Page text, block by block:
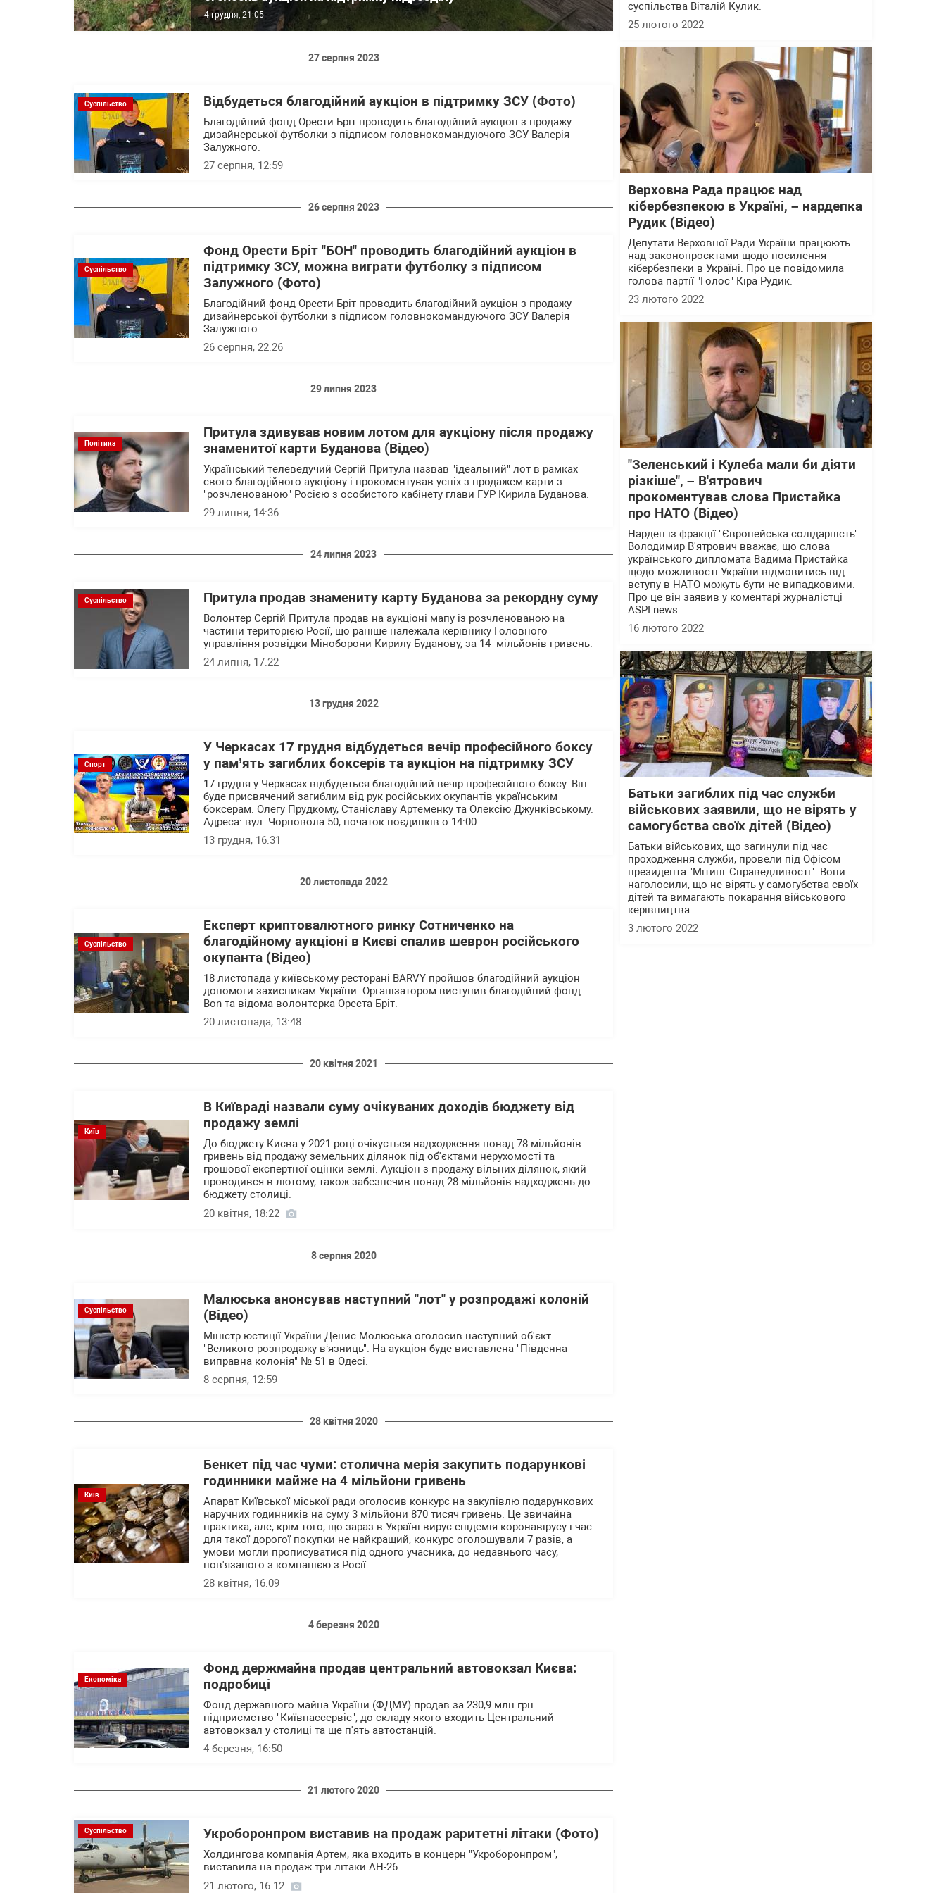
4 грудня, 21:05
27 серпня 2023
Суспільство Відбудеться благодійний аукціон в підтримку ЗСУ (Фото)
Благодійний фонд Орести Бріт проводить благодійний аукціон з продажу
дизайнерської футболки з підписом головнокомандуючого ЗСУ Валерія
Залужного.
27 серпня, 12:59
26 серпня 2023
Суспільство
Фонд Орести Бріт "БОН" проводить благодійний аукціон в
підтримку ЗСУ, можна виграти футболку з підписом
Залужного (Фото)
Благодійний фонд Орести Бріт проводить благодійний аукціон з продажу
дизайнерської футболки з підписом головнокомандуючого ЗСУ Валерія
Залужного.
26 серпня, 22:26
29 липня 2023
Політика
Притула здивував новим лотом для аукціону після продажу
знаменитої карти Буданова (Відео)
Український телеведучий Сергій Притула назвав "ідеальний" лот в рамках
свого благодійного аукціону і прокоментував успіх з продажем карти з
"розчленованою" Росією з особистого кабінету глави ГУР Кирила Буданова.
29 липня, 14:36
24 липня 2023
Суспільство Притула продав знамениту карту Буданова за рекордну суму
Волонтер Сергій Притула продав на аукціоні мапу із розчленованою на
частини територією Росії, що раніше належала керівнику Головного
управління розвідки Міноборони Кирилу Буданову, за 14 мільйонів гривень.
24 липня, 17:22
13 грудня 2022
Спорт
У Черкасах 17 грудня відбудеться вечір професійного боксу
у пам’ять загиблих боксерів та аукціон на підтримку ЗСУ
17 грудня у Черкасах відбудеться благодійний вечір професійного боксу. Він
буде присвячений загиблим від рук російських окупантів українським
боксерам: Олегу Прудкому, Станіславу Артеменку та Олексію Джунківському.
Адреса: вул. Чорновола 50, початок поєдинків о 14:00.
13 грудня, 16:31
20 листопада 2022
Суспільство
Експерт криптовалютного ринку Сотниченко на
благодійному аукціоні в Києві спалив шеврон російського
окупанта (Відео)
18 листопада у київському ресторані BARVY пройшов благодійний аукціон
допомоги захисникам України. Організатором виступив благодійний фонд
Bon та відома волонтерка Ореста Бріт.
20 листопада, 13:48
20 квітня 2021
Київ
В Київраді назвали суму очікуваних доходів бюджету від
продажу землі
До бюджету Києва у 2021 році очікується надходження понад 78 мільйонів
гривень від продажу земельних ділянок під об'єктами нерухомості та
грошової експертної оцінки землі. Аукціон з продажу вільних ділянок, який
проводився в лютому, також забезпечив понад 28 мільйонів надходжень до
бюджету столиці.
20 квітня, 18:22
8 серпня 2020
Суспільство
Малюська анонсував наступний "лот" у розпродажі колоній
(Відео)
Міністр юстиції України Денис Молюська оголосив наступний об'єкт
"Великого розпродажу в‘язниць". На аукціон буде виставлена "Південна
виправна колонія" № 51 в Одесі.
8 серпня, 12:59
28 квітня 2020
Київ
Бенкет під час чуми: столична мерія закупить подарункові
годинники майже на 4 мільйони гривень
Апарат Київської міської ради оголосив конкурс на закупівлю подарункових
наручних годинників на суму 3 мільйони 870 тисяч гривень. Це звичайна
практика, але, крім того, що зараз в Україні вирує епідемія коронавірусу і час
для такої дорогої покупки не найкращий, конкурс оголошували 7 разів, а
умови могли прописуватися під одного учасника, до недавнього часу,
пов'язаного з компанією з Росії.
28 квітня, 16:09
4 березня 2020
Економіка
Фонд держмайна продав центральний автовокзал Києва:
подробиці
Фонд державного майна України (ФДМУ) продав за 230,9 млн грн
підприємство "Київпассервіс", до складу якого входить Центральний
автовокзал у столиці та ще п'ять автостанцій.
4 березня, 16:50
21 лютого 2020
Суспільство Укроборонпром виставив на продаж раритетні літаки (Фото)
Холдингова компанія Артем, яка входить в концерн "Укроборонпром",
виставила на продаж три літаки АН-26.
21 лютого, 16:12
суспільства Віталій Кулик.
25 лютого 2022
Верховна Рада працює над
кібербезпекою в Україні, – нардепка
Рудик (Відео)
Депутати Верховної Ради України працюють
над законопроєктами щодо посилення
кібербезпеки в Україні. Про це повідомила
голова партії "Голос" Кіра Рудик.
23 лютого 2022
"Зеленський і Кулеба мали би діяти
різкіше", – В'ятрович
прокоментував слова Пристайка
про НАТО (Відео)
Нардеп із фракції "Європейська солідарність"
Володимир В'ятрович вважає, що слова
українського дипломата Вадима Пристайка
щодо можливості України відмовитись від
вступу в НАТО можуть бути не випадковими.
Про це він заявив у коментарі журналістці
ASPI news.
16 лютого 2022
Батьки загиблих під час служби
військових заявили, що не вірять у
самогубства своїх дітей (Відео)
Батьки військових, що загинули під час
проходження служби, провели під Офісом
президента "Мітинг Справедливості". Вони
наголосили, що не вірять у самогубства своїх
дітей та вимагають покарання військового
керівництва.
3 лютого 2022